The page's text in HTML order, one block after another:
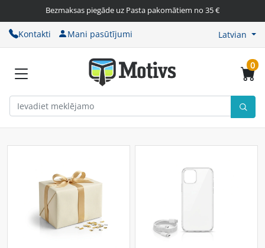
Bezmaksas piegāde uz Pasta pakomātiem no 35 €
Kontakti Mani pasūtījumi Latvian
0